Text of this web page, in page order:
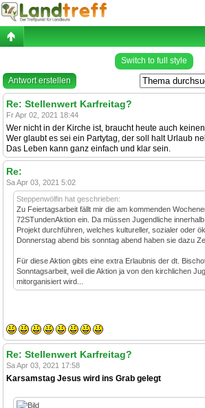
Switch to full style
Antwort erstellen
Re: Stellenwert Karfreitag?
Fr Apr 02, 2021 18:44
Wer nicht in der Kirche ist, braucht heute auch
Wer glaubt es sei ein Partytag, der soll halt Urlaub
Das Leben kann ganz einfach und klar sein.
Re:
Sa Apr 03, 2021 5:02
Steppenwölfin hat geschrieben:
Zu Feiertagsarbeit fällt mir die am kommenden
72STundenAktion ein. Da müssen Jugendliche
Projekt durchführen, welches kultureller, sozialer oder
Donnerstag abend bis sonntag abend haben sie dazu
Für diese Aktion gibts eine extra Erlaubnis der dt.
Sonntagsarbeit, weil die Aktion ja von den kirchlichen
mitorganisiert wird...
Re: Stellenwert Karfreitag?
Sa Apr 03, 2021 17:58
Karsamstag Jesus wird ins Grab gelegt